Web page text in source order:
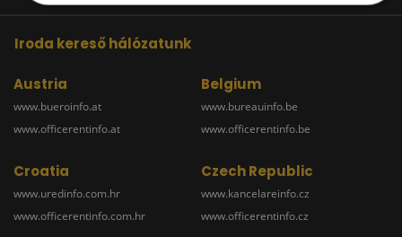
Iroda kereső hálózatunk
Austria
www.bueroinfo.at
www.officerentinfo.at
Belgium
www.bureauinfo.be
www.officerentinfo.be
Croatia
www.uredinfo.com.hr
www.officerentinfo.com.hr
Czech Republic
www.kancelareinfo.cz
www.officerentinfo.cz